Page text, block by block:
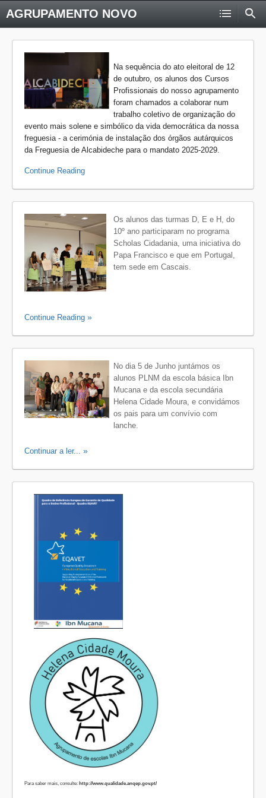
AGRUPAMENTO NOVO
Na sequência do ato eleitoral de 12
de outubro, os alunos dos Cursos
Profissionais do nosso agrupamento
foram chamados a colaborar num
trabalho coletivo de organização do
evento mais solene e simbólico da vida democrática da nossa
freguesia - a cerimónia de instalação dos órgãos autárquicos
da Freguesia de Alcabideche para o mandato 2025-2029.
Continue Reading
Os alunos das turmas D, E e H, do
10º ano participaram no programa
Scholas Cidadania, uma iniciativa do
Papa Francisco e que em Portugal,
tem sede em Cascais.
Continue Reading
No dia 5 de Junho juntámos os
alunos PLNM da escola básica Ibn
Mucana e da escola secundária
Helena Cidade Moura, e convidámos
os pais para um convívio com
lanche.
Continuar a ler...
Para saber mais, consulte: http://www.qualidade.anqep.gov.pt/